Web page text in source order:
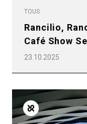
TOUS
Rancilio,
Café Show
23.10.2025